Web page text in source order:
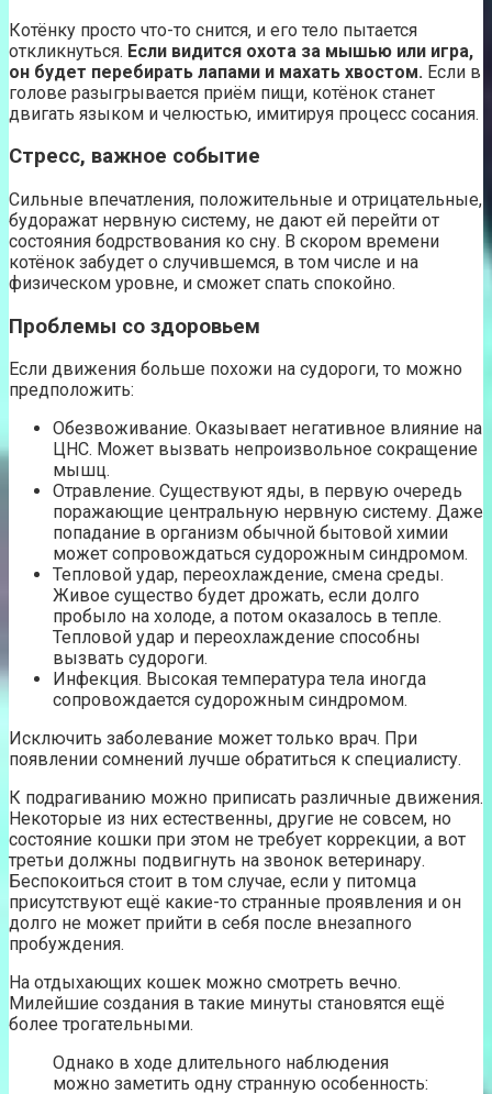
Котёнку просто что-то снится, и его тело пытается
откликнуться. Если видится охота за мышью или игра,
он будет перебирать лапами и махать хвостом. Если в
голове разыгрывается приём пищи, котёнок станет
двигать языком и челюстью, имитируя процесс сосания.
Стресс, важное событие
Сильные впечатления, положительные и отрицательные,
будоражат нервную систему, не дают ей перейти от
состояния бодрствования ко сну. В скором времени
котёнок забудет о случившемся, в том числе и на
физическом уровне, и сможет спать спокойно.
Проблемы со здоровьем
Если движения больше похожи на судороги, то можно
предположить:
Обезвоживание. Оказывает негативное влияние на
ЦНС. Может вызвать непроизвольное сокращение
мышц.
Отравление. Существуют яды, в первую очередь
поражающие центральную нервную систему. Даже
попадание в организм обычной бытовой химии
может сопровождаться судорожным синдромом.
Тепловой удар, переохлаждение, смена среды.
Живое существо будет дрожать, если долго
пробыло на холоде, а потом оказалось в тепле.
Тепловой удар и переохлаждение способны
вызвать судороги.
Инфекция. Высокая температура тела иногда
сопровождается судорожным синдромом.
Исключить заболевание может только врач. При
появлении сомнений лучше обратиться к специалисту.
К подрагиванию можно приписать различные движения.
Некоторые из них естественны, другие не совсем, но
состояние кошки при этом не требует коррекции, а вот
третьи должны подвигнуть на звонок ветеринару.
Беспокоиться стоит в том случае, если у питомца
присутствуют ещё какие-то странные проявления и он
долго не может прийти в себя после внезапного
пробуждения.
На отдыхающих кошек можно смотреть вечно.
Милейшие создания в такие минуты становятся ещё
более трогательными.
Однако в ходе длительного наблюдения
можно заметить одну странную особенность: